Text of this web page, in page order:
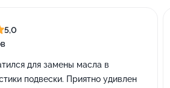
5,0
для замены масла в
подвески. Приятно удивлен